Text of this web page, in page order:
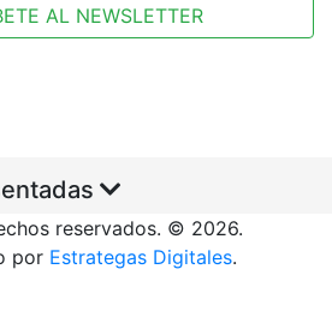
AL NEWSLETTER
reservados. © 2026.
por Estrategas Digitales.